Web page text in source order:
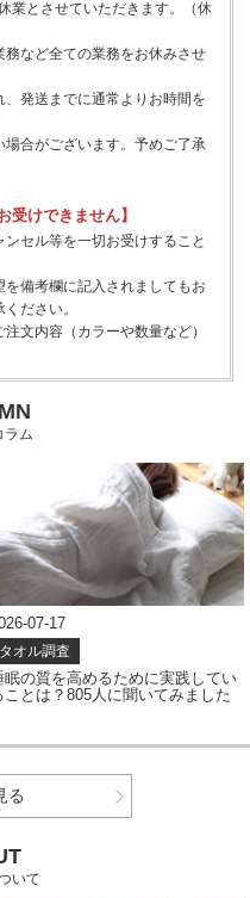
業とさせていただきます。（休
など全ての業務をお休みさせ
発送までに通常よりお時間を
合がございます。予めご了承
受けできません】
セル等を一切お受けすること
備考欄に記入されましてもお
ださい。
文内容（カラーや数量など）
ラム
07-08
タオル調査
オルの色、どう選ぶ？アンケート
果から見えたカラー選びのポイン
る
いて